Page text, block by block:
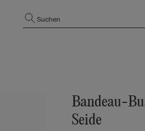
Suchen
Bandeau-
Seide